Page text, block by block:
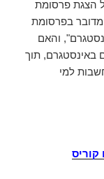
הצגת פרסומת
מדובר בפרסומת
והאם
באינסטגרם, תוך
למי
קוריס